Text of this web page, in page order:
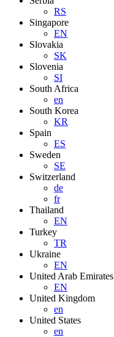
RS
Singapore
EN
Slovakia
SK
Slovenia
SI
South Africa
en
South Korea
KR
Spain
ES
Sweden
SE
Switzerland
de
fr
Thailand
EN
Turkey
TR
Ukraine
EN
United Arab Emirates
EN
United Kingdom
en
United States
en